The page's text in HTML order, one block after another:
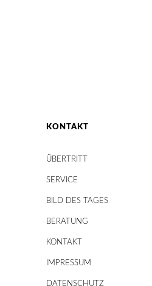
KONTAKT
ÜBERTRITT
SERVICE
BILD DES TAGES
BERATUNG
KONTAKT
IMPRESSUM
DATENSCHUTZ